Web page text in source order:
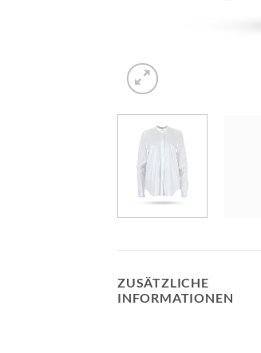
ZUSÄTZLICHE
INFORMATIONEN